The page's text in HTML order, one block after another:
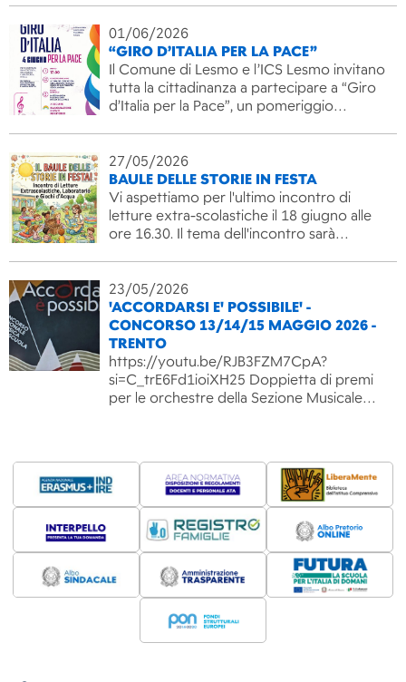
01/06/2026
“GIRO D’ITALIA PER LA PACE”
Il Comune di Lesmo e l’ICS Lesmo invitano
tutta la cittadinanza a partecipare a “Giro
d’Italia per la Pace”, un pomeriggio…
27/05/2026
BAULE DELLE STORIE IN FESTA
Vi aspettiamo per l'ultimo incontro di
letture extra-scolastiche il 18 giugno alle
ore 16.30. Il tema dell'incontro sarà…
23/05/2026
'ACCORDARSI E' POSSIBILE' -
CONCORSO 13/14/15 MAGGIO 2026 -
TRENTO
https://youtu.be/RJB3FZM7CpA?
si=C_trE6Fd1ioiXH25 Doppietta di premi
per le orchestre della Sezione Musicale…